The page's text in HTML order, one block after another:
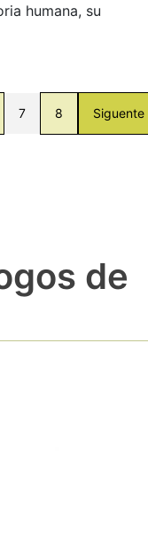
humana, su
7 8 Siguente
de